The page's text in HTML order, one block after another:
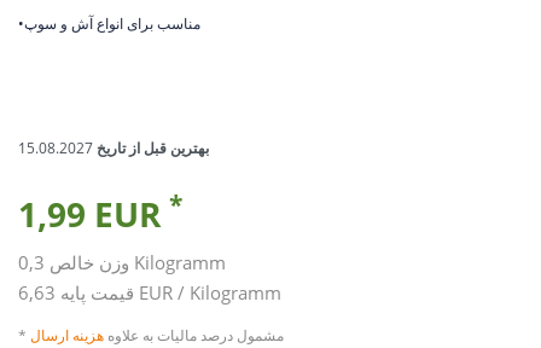
•مناسب برای انواع آش و سوپ
بهترین قبل از تاریخ 15.08.2027
1,99 EUR *
وزن خالص Kilogramm
قیمت پایه 6,63 EUR / Kilogramm
* مشمول درصد مالیات به علاوه هزینه ارسال